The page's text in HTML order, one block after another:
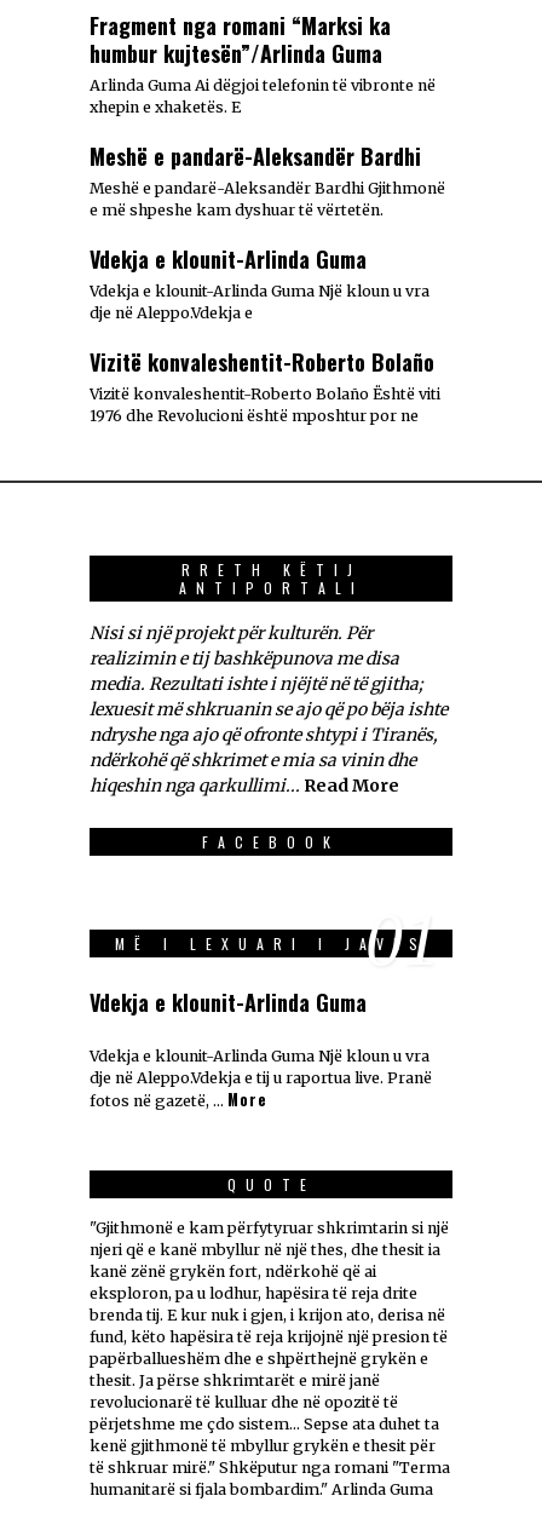
Fragment nga romani “Marksi ka
humbur kujtesën”/Arlinda Guma
Arlinda Guma Ai dëgjoi telefonin të vibronte në
xhepin e xhaketës. E
Meshë e pandarë-Aleksandër Bardhi
Meshë e pandarë-Aleksandër Bardhi Gjithmonë
e më shpeshe kam dyshuar të vërtetën.
Vdekja e klounit-Arlinda Guma
Vdekja e klounit-Arlinda Guma Një kloun u vra
dje në Aleppo.Vdekja e
Vizitë konvaleshentit-Roberto Bolaño
Vizitë konvaleshentit-Roberto Bolaño Është viti
1976 dhe Revolucioni është mposhtur por ne
RRETH KËTIJ
ANTIPORTALI
Nisi si një projekt për kulturën. Për
realizimin e tij bashkëpunova me disa
media. Rezultati ishte i njëjtë në të gjitha;
lexuesit më shkruanin se ajo që po bëja ishte
ndryshe nga ajo që ofronte shtypi i Tiranës,
ndërkohë që shkrimet e mia sa vinin dhe
hiqeshin nga qarkullimi... Read More
FACEBOOK
MË I LEXUARI I JAVES
01
Vdekja e klounit-Arlinda Guma
Vdekja e klounit-Arlinda Guma Një kloun u vra
dje në Aleppo.Vdekja e tij u raportua live. Pranë
fotos në gazetë, … More
QUOTE
"Gjithmonë e kam përfytyruar shkrimtarin si një
njeri që e kanë mbyllur në një thes, dhe thesit ia
kanë zënë grykën fort, ndërkohë që ai
eksploron, pa u lodhur, hapësira të reja drite
brenda tij. E kur nuk i gjen, i krijon ato, derisa në
fund, këto hapësira të reja krijojnë një presion të
papërballueshëm dhe e shpërthejnë grykën e
thesit. Ja përse shkrimtarët e mirë janë
revolucionarë të kulluar dhe në opozitë të
përjetshme me çdo sistem... Sepse ata duhet ta
kenë gjithmonë të mbyllur grykën e thesit për
të shkruar mirë." Shkëputur nga romani "Terma
humanitarë si fjala bombardim." Arlinda Guma